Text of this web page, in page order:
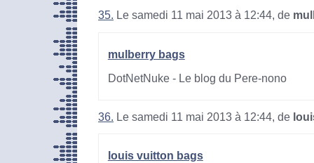
35. Le samedi 11 mai 2013 à 12:44, de
mulberry bags
DotNetNuke - Le blog du Pere-nono
36. Le samedi 11 mai 2013 à 12:44, de
louis vuitton bags